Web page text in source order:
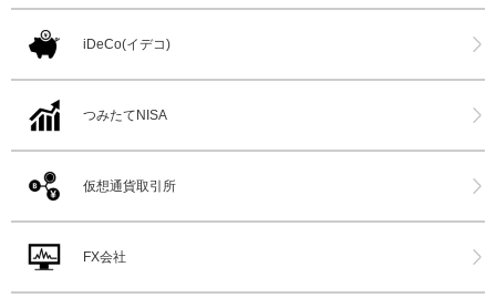
iDeCo(イデコ)
つみたてNISA
仮想通貨取引所
FX会社